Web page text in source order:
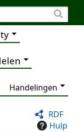
Handelingen
RDF
Hulp